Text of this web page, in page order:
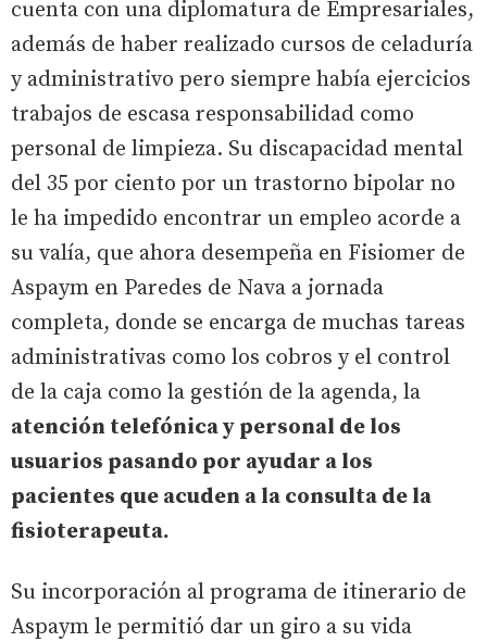
cuenta con una diplomatura de Empresariales,
además de haber realizado cursos de celaduría
y administrativo pero siempre había ejercicios
trabajos de escasa responsabilidad como
personal de limpieza. Su discapacidad mental
del 35 por ciento por un trastorno bipolar no
le ha impedido encontrar un empleo acorde a
su valía, que ahora desempeña en Fisiomer de
Aspaym en Paredes de Nava a jornada
completa, donde se encarga de muchas tareas
administrativas como los cobros y el control
de la caja como la gestión de la agenda, la
atención telefónica y personal de los
usuarios pasando por ayudar a los
pacientes que acuden a la consulta de la
fisioterapeuta.
Su incorporación al programa de itinerario de
Aspaym le permitió dar un giro a su vida